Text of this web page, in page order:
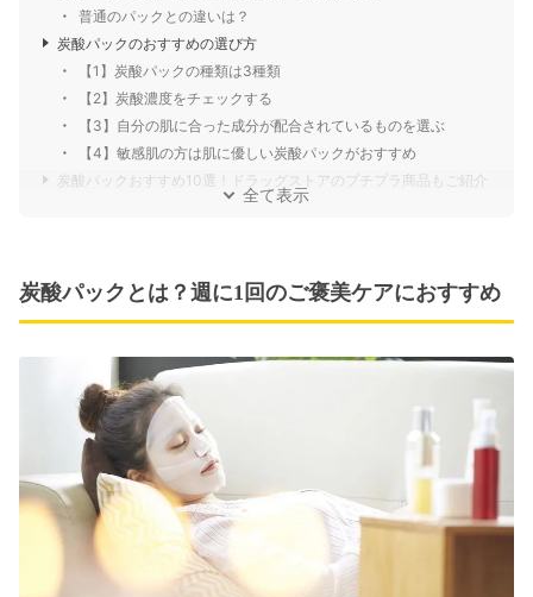
普通のパックとの違いは？
炭酸パックのおすすめの選び方
【1】炭酸パックの種類は3種類
【2】炭酸濃度をチェックする
【3】自分の肌に合った成分が配合されているものを選ぶ
【4】敏感肌の方は肌に優しい炭酸パックがおすすめ
炭酸パックおすすめ10選！ドラッグストアのプチプラ商品もご紹介
全て表示
炭酸パックとは？週に1回のご褒美ケアにおすすめ